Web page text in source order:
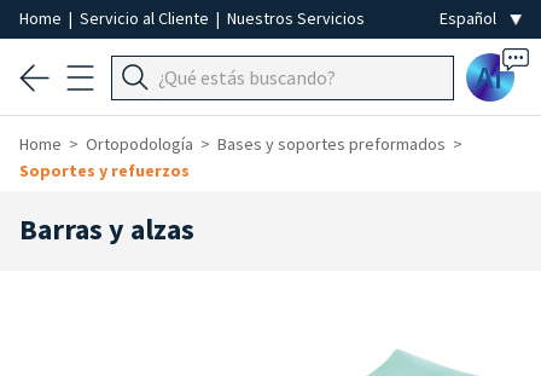
Home | Servicio al Cliente | Nuestros Servicios
Ai
Home Ortopodología
Bases y soportes preformados
Soportes y refuerzos
Barras y alzas